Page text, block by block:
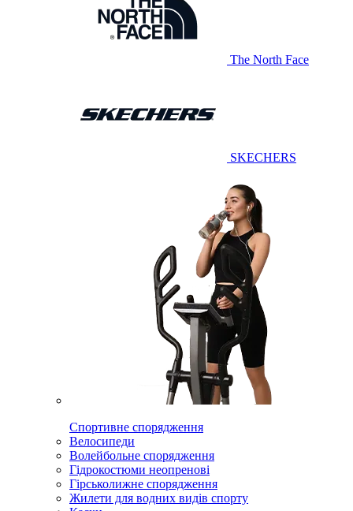
The North Face
SKECHERS
Спортивне спорядження
Велосипеди
Волейбольне спорядження
Гідрокостюми неопренові
Гірськолижне спорядження
Жилети для водних видів спорту